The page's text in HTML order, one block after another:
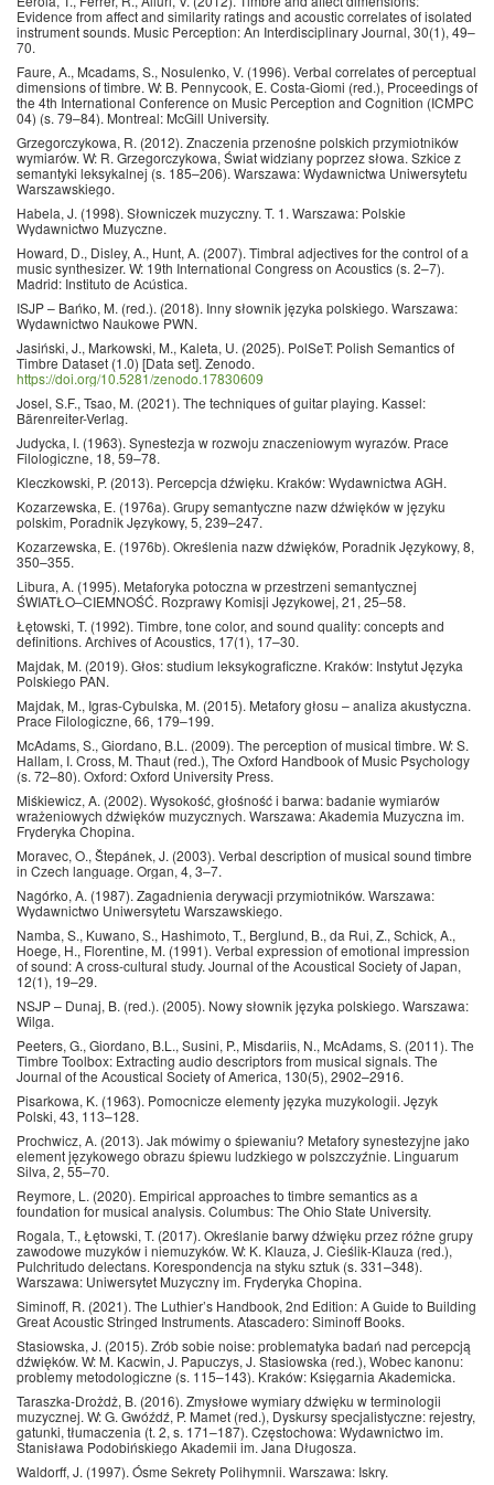
Evidence from affect and similarity ratings and acoustic correlates of isolated
instrument sounds. Music Perception: An Interdisciplinary Journal, 30(1), 49–
70.
Faure, A., Mcadams, S., Nosulenko, V. (1996). Verbal correlates of perceptual
dimensions of timbre. W: B. Pennycook, E. Costa-Giomi (red.), Proceedings of
the 4th International Conference on Music Perception and Cognition (ICMPC
04) (s. 79–84). Montreal: McGill University.
Grzegorczykowa, R. (2012). Znaczenia przenośne polskich przymiotników
wymiarów. W: R. Grzegorczykowa, Świat widziany poprzez słowa. Szkice z
semantyki leksykalnej (s. 185–206). Warszawa: Wydawnictwa Uniwersytetu
Warszawskiego.
Habela, J. (1998). Słowniczek muzyczny. T. 1. Warszawa: Polskie
Wydawnictwo Muzyczne.
Howard, D., Disley, A., Hunt, A. (2007). Timbral adjectives for the control of a
music synthesizer. W: 19th International Congress on Acoustics (s. 2–7).
Madrid: Instituto de Acústica.
ISJP – Bańko, M. (red.). (2018). Inny słownik języka polskiego. Warszawa:
Wydawnictwo Naukowe PWN.
Jasiński, J., Markowski, M., Kaleta, U. (2025). PolSeT: Polish Semantics of
Timbre Dataset (1.0) [Data set]. Zenodo.
https://doi.org/10.5281/zenodo.17830609
Josel, S.F., Tsao, M. (2021). The techniques of guitar playing. Kassel:
Bärenreiter-Verlag.
Judycka, I. (1963). Synestezja w rozwoju znaczeniowym wyrazów. Prace
Filologiczne, 18, 59–78.
Kleczkowski, P. (2013). Percepcja dźwięku. Kraków: Wydawnictwa AGH.
Kozarzewska, E. (1976a). Grupy semantyczne nazw dźwięków w języku
polskim, Poradnik Językowy, 5, 239–247.
Kozarzewska, E. (1976b). Określenia nazw dźwięków, Poradnik Językowy, 8,
350–355.
Libura, A. (1995). Metaforyka potoczna w przestrzeni semantycznej
ŚWIATŁO–CIEMNOŚĆ. Rozprawy Komisji Językowej, 21, 25–58.
Łętowski, T. (1992). Timbre, tone color, and sound quality: concepts and
definitions. Archives of Acoustics, 17(1), 17–30.
Majdak, M. (2019). Głos: studium leksykograficzne. Kraków: Instytut Języka
Polskiego PAN.
Majdak, M., Igras-Cybulska, M. (2015). Metafory głosu – analiza akustyczna.
Prace Filologiczne, 66, 179–199.
McAdams, S., Giordano, B.L. (2009). The perception of musical timbre. W: S.
Hallam, I. Cross, M. Thaut (red.), The Oxford Handbook of Music Psychology
(s. 72–80). Oxford: Oxford University Press.
Miśkiewicz, A. (2002). Wysokość, głośność i barwa: badanie wymiarów
wrażeniowych dźwięków muzycznych. Warszawa: Akademia Muzyczna im.
Fryderyka Chopina.
Moravec, O., Štepánek, J. (2003). Verbal description of musical sound timbre
in Czech language. Organ, 4, 3–7.
Nagórko, A. (1987). Zagadnienia derywacji przymiotników. Warszawa:
Wydawnictwo Uniwersytetu Warszawskiego.
Namba, S., Kuwano, S., Hashimoto, T., Berglund, B., da Rui, Z., Schick, A.,
Hoege, H., Florentine, M. (1991). Verbal expression of emotional impression
of sound: A cross-cultural study. Journal of the Acoustical Society of Japan,
12(1), 19–29.
NSJP – Dunaj, B. (red.). (2005). Nowy słownik języka polskiego. Warszawa:
Wilga.
Peeters, G., Giordano, B.L., Susini, P., Misdariis, N., McAdams, S. (2011). The
Timbre Toolbox: Extracting audio descriptors from musical signals. The
Journal of the Acoustical Society of America, 130(5), 2902–2916.
Pisarkowa, K. (1963). Pomocnicze elementy języka muzykologii. Język
Polski, 43, 113–128.
Prochwicz, A. (2013). Jak mówimy o śpiewaniu? Metafory synestezyjne jako
element językowego obrazu śpiewu ludzkiego w polszczyźnie. Linguarum
Silva, 2, 55–70.
Reymore, L. (2020). Empirical approaches to timbre semantics as a
foundation for musical analysis. Columbus: The Ohio State University.
Rogala, T., Łętowski, T. (2017). Określanie barwy dźwięku przez różne grupy
zawodowe muzyków i niemuzyków. W: K. Klauza, J. Cieślik-Klauza (red.),
Pulchritudo delectans. Korespondencja na styku sztuk (s. 331–348).
Warszawa: Uniwersytet Muzyczny im. Fryderyka Chopina.
Siminoff, R. (2021). The Luthier’s Handbook, 2nd Edition: A Guide to Building
Great Acoustic Stringed Instruments. Atascadero: Siminoff Books.
Stasiowska, J. (2015). Zrób sobie noise: problematyka badań nad percepcją
dźwięków. W: M. Kacwin, J. Papuczys, J. Stasiowska (red.), Wobec kanonu:
problemy metodologiczne (s. 115–143). Kraków: Księgarnia Akademicka.
Taraszka-Drożdż, B. (2016). Zmysłowe wymiary dźwięku w terminologii
muzycznej. W: G. Gwóźdź, P. Mamet (red.), Dyskursy specjalistyczne: rejestry,
gatunki, tłumaczenia (t. 2, s. 171–187). Częstochowa: Wydawnictwo im.
Stanisława Podobińskiego Akademii im. Jana Długosza.
Waldorff, J. (1997). Ósme Sekrety Polihymnii. Warszawa: Iskry.